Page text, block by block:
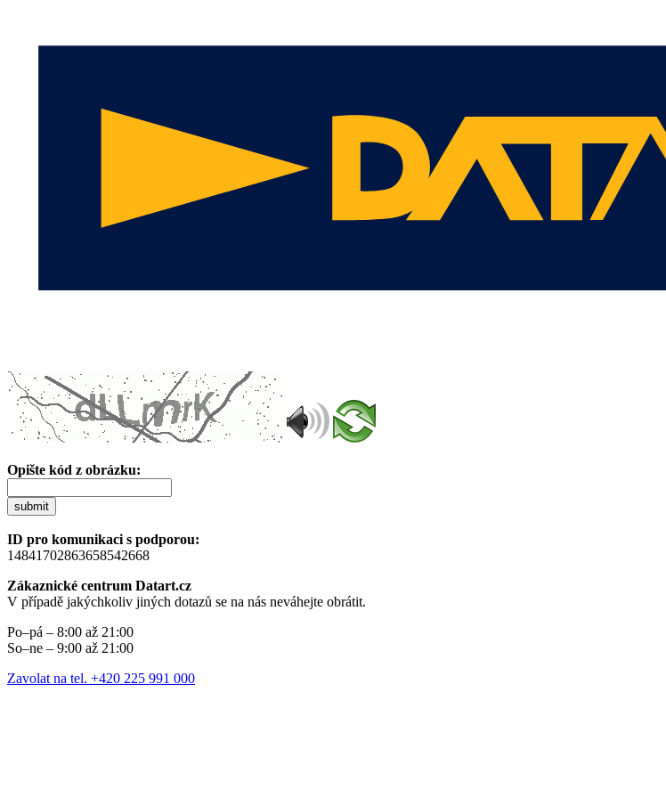
Opište kód z obrázku:
submit
ID pro komunikaci s podporou:
14841702863658542668
Zákaznické centrum Datart.cz
V případě jakýchkoliv jiných dotazů se na nás neváhejte obrátit.
Po–pá – 8:00 až 21:00
So–ne – 9:00 až 21:00
Zavolat na tel. +420 225 991 000